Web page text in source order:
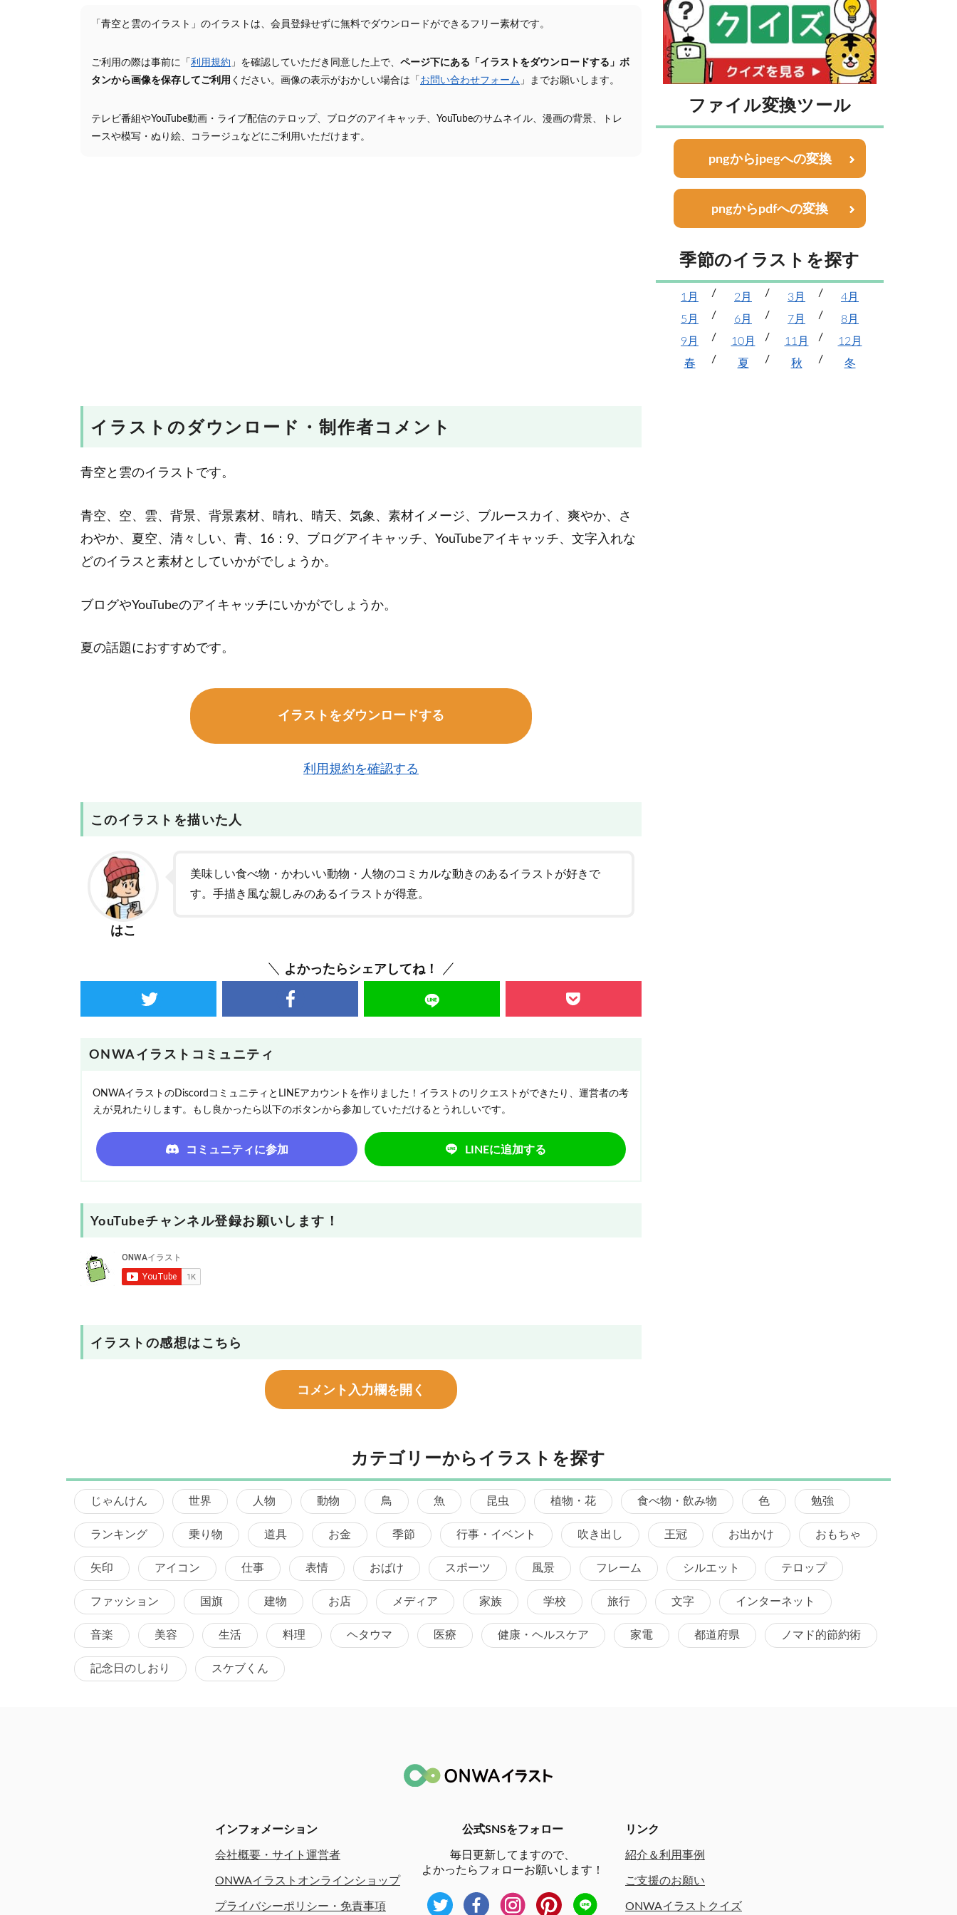
「青空と雲のイラスト」のイラストは、会員登録せずに無料でダウンロードができるフリー素材です。
ご利用の際は事前に「 利用規約 」を確認していただき同意した上で、 ページ下にある「イラストをダウンロードする」ボ
タンから画像を保存してご利用 ください。画像の表示がおかしい場合は「 お問い合わせフォーム 」までお願いします。
テレビ番組やYouTube動画・ライブ配信のテロップ、ブログのアイキャッチ、YouTubeのサムネイル、漫画の背景、トレ
ースや模写・ぬり絵、コラージュなどにご利用いただけます。
イラストのダウンロード・制作者コメント
青空と雲のイラストです。
青空、空、雲、背景、背景素材、晴れ、晴天、気象、素材イメージ、ブルースカイ、爽やか、さ
わやか、夏空、清々しい、青、16：9、ブログアイキャッチ、YouTubeアイキャッチ、文字入れな
どのイラスと素材としていかがでしょうか。
ブログやYouTubeのアイキャッチにいかがでしょうか。
夏の話題におすすめです。
イラストをダウンロードする
利用規約を確認する
このイラストを描いた人
はこ
美味しい食べ物・かわいい動物・人物のコミカルな動きのあるイラストが好きで
す。手描き風な親しみのあるイラストが得意。
よかったらシェアしてね！
ONWAイラストコミュニティ
ONWAイラストのDiscordコミュニティとLINEアカウントを作りました！イラストのリクエストができたり、運営者の考
えが見れたりします。もし良かったら以下のボタンから参加していただけるとうれしいです。
コミュニティに参加 LINEに追加する
YouTubeチャンネル登録お願いします！
イラストの感想はこちら
コメント入力欄を開く
ファイル変換ツール
pngからjpegへの変換
pngからpdfへの変換
季節のイラストを探す
1月 2月 3月
4月
5月
6月 7月
8月
9月
10月 11月
12月
春
夏 秋 冬
カテゴリーからイラストを探す
じゃんけん 世界 人物 動物 鳥 魚 昆虫 植物・花 食べ物・飲み物 色 勉強
ランキング 乗り物 道具 お金 季節 行事・イベント 吹き出し 王冠 お出かけ おもちゃ
矢印 アイコン 仕事 表情 おばけ スポーツ 風景 フレーム シルエット テロップ
ファッション 国旗 建物 お店 メディア 家族 学校 旅行 文字 インターネット
音楽 美容 生活 料理 ヘタウマ 医療 健康・ヘルスケア 家電 都道府県 ノマド的節約術
記念日のしおり スケブくん
インフォメーション
会社概要・サイト運営者
ONWAイラストオンラインショップ
プライバシーポリシー・免責事項
公式SNSをフォロー
毎日更新してますので、
よかったらフォローお願いします！
リンク
紹介＆利用事例
ご支援のお願い
ONWAイラストクイズ